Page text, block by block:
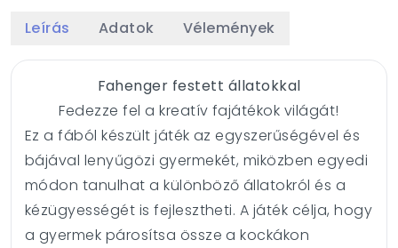
Leírás Adatok Vélemények
Fahenger festett állatokkal
Fedezze fel a kreatív fajátékok világát!
Ez a fából készült játék az egyszerűségével és
bájával lenyűgözi gyermekét, miközben egyedi
módon tanulhat a különböző állatokról és a
kézügyességét is fejlesztheti. A játék célja, hogy
a gyermek párosítsa össze a kockákon